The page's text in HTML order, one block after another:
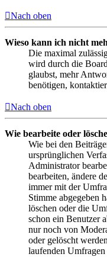
Nach oben
Wieso kann ich nicht
Die maximal
wird durch die
glaubst, mehr
benötigen,
Nach oben
Wie bearbeite oder
Wie bei den
ursprünglichen
Administrator
bearbeiten, ändere
immer mit der
Stimme abgegeben
löschen oder die
schon ein Benutzer
nur noch von
oder gelöscht
laufenden